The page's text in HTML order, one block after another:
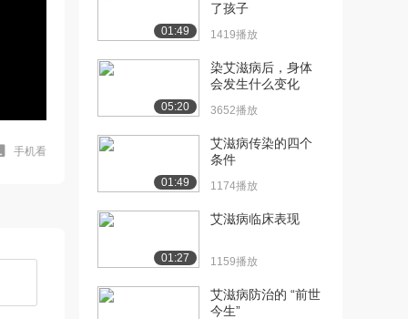
手机看
01:49
了孩子
1419播放
05:20
染艾滋病后，身体
会发生什么变化
3652播放
01:49
艾滋病传染的四个
条件
1174播放
01:27
艾滋病临床表现
1159播放
艾滋病防治的 “前世
今生”